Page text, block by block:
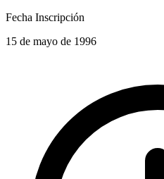
Fecha Inscripción
15 de mayo de 1996